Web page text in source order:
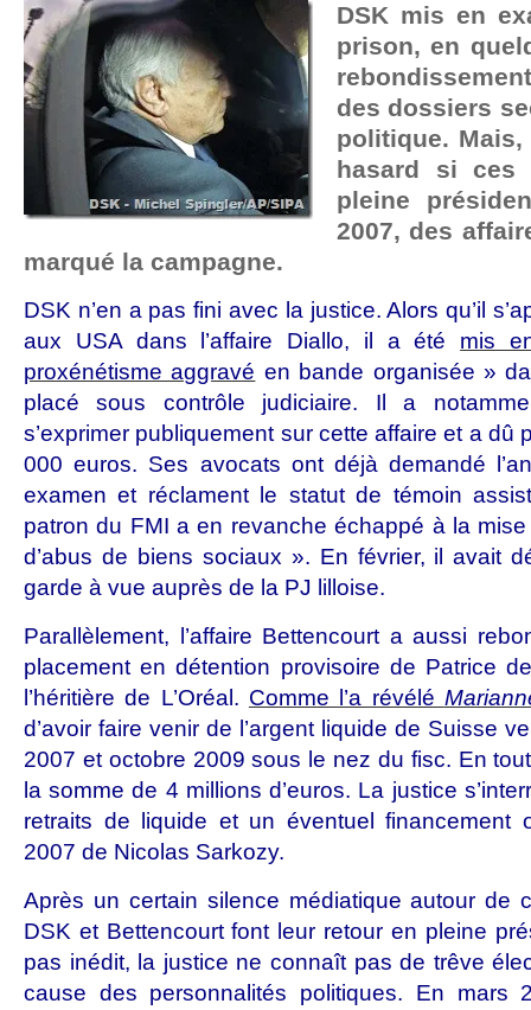
DSK mis en
prison, en
des dossiers
politique.
hasard si ces
pleine
2007, des
marqué la campagne.
DSK n’en a pas fini avec la justice. Alors qu’il
aux USA dans l’affaire Diallo, il a été mis
proxénétisme aggravé en bande organisée »
placé sous contrôle judiciaire. Il a
s’exprimer publiquement sur cette affaire et a dû
000 euros. Ses avocats ont déjà demandé
examen et réclament le statut de témoin
patron du FMI a en revanche échappé à la
d’abus de biens sociaux ». En février, il avait
garde à vue auprès de la PJ lilloise.
Parallèlement, l’affaire Bettencourt a aussi
placement en détention provisoire de Patrice
l’héritière de L’Oréal. Comme l’a révélé
d’avoir faire venir de l’argent liquide de Suisse
2007 et octobre 2009 sous le nez du fisc. En
la somme de 4 millions d’euros. La justice
retraits de liquide et un éventuel financement
2007 de Nicolas Sarkozy.
Après un certain silence médiatique autour de
DSK et Bettencourt font leur retour en pleine
pas inédit, la justice ne connaît pas de trêve
cause des personnalités politiques. En